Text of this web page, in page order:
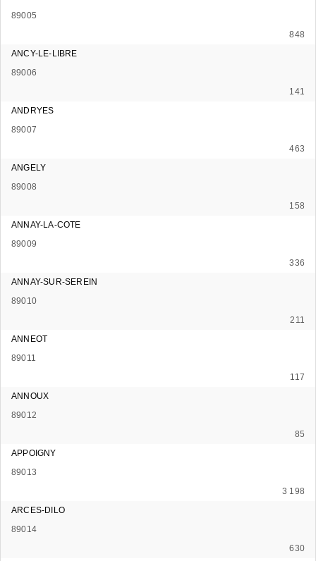
89005
848
ANCY-LE-LIBRE
89006
141
ANDRYES
89007
463
ANGELY
89008
158
ANNAY-LA-COTE
89009
336
ANNAY-SUR-SEREIN
89010
211
ANNEOT
89011
117
ANNOUX
89012
85
APPOIGNY
89013
3 198
ARCES-DILO
89014
630